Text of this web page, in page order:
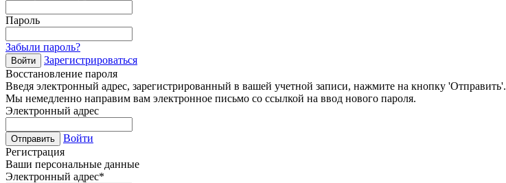
Пароль
Забыли пароль?
Войти
Зарегистрироваться
Восстановление пароля
Введя электронный адрес, зарегистрированный в вашей учетной записи, нажмите на кнопку 'Отправить'.
Мы немедленно направим вам электронное письмо со ссылкой на ввод нового пароля.
Электронный адрес
Отправить
Войти
Регистрация
Ваши персональные данные
Электронный адрес*